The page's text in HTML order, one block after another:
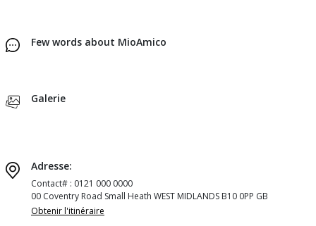
Few words about MioAmico
Galerie
Adresse:
Contact# : 0121 000 0000
00 Coventry Road Small Heath WEST MIDLANDS B10 0PP GB
Obtenir l'itinéraire